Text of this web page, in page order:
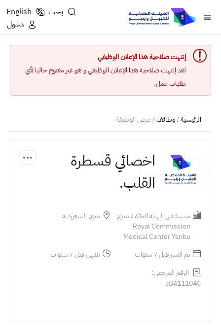
بحث
English
دخول
إنتهت صلاحية هذا الإعلان الوظيفي
لقد إنتهت صلاحية هذا الإعلان الوظيفي و هو غير مفتوح حاليا لأي
طلبات عمل.
الرئيسية/وظائف/ عرض الوظيفة
اخصائي قسطرة
القلب.
مستشفى الهيئة الملكية بينبع
Royal Commission
Medical Center Yanbu
ينبع, السعودية
تم النشر قبل 7 سنوات
تنتهي قبل 7 سنوات
الرقم المرجعي:
JB4111046